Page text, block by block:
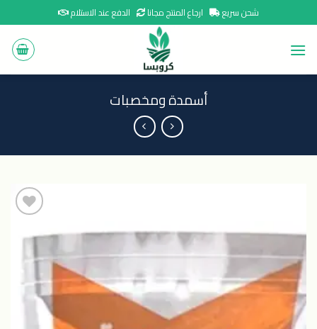
to
content
شحن سريع ارجاع المنتج مجانا الدفع عند الاستلام
أسمدة ومخصبات
اضافة
الى
المنتجات
المفضلة